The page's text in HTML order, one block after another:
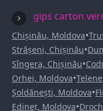
gips carton
Chișinău, Moldova•
Strășeni, Chișinău•
Sîngera, Chișinău•
Orhei, Moldova•
Șoldănești, Moldova•
Edineț, Moldova•